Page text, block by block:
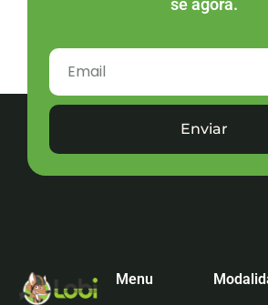
se agora.
Enviar
Menu